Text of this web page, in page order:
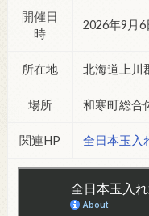
開催日
時
2026年9月6
所在地 北海道上川
場所 和寒町総合
関連HP 全日本玉入